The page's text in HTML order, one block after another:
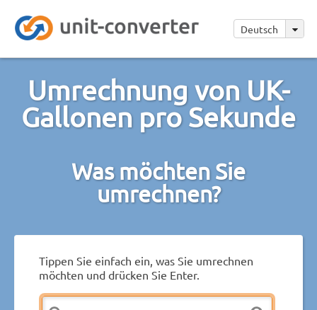
Deutsch
Umrechnung von UK-
Gallonen pro Sekunde
Was möchten Sie
umrechnen?
Tippen Sie einfach ein, was Sie umrechnen
möchten und drücken Sie Enter.